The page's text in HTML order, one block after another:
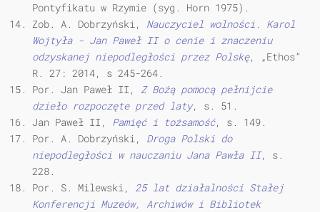
Pontyfikatu w Rzymie (syg. Horn 1975).
Zob. A. Dobrzyński, Nauczyciel wolności. Karol
Wojtyła - Jan Paweł II o cenie i znaczeniu
odzyskanej niepodległości przez Polskę, „Ethos”
R. 27: 2014, s 245-264.
Por. Jan Paweł II, Z Bożą pomocą pełnijcie
dzieło rozpoczęte przed laty, s. 51.
Jan Paweł II, Pamięć i tożsamość, s. 149.
Por. A. Dobrzyński, Droga Polski do
niepodległości w nauczaniu Jana Pawła II, s.
228.
Por. S. Milewski, 25 lat działalności Stałej
Konferencji Muzeów, Archiwów i Bibliotek